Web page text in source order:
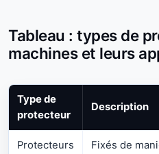
Tableau : types de
machines et leurs
Type de
protecteur
Description
Protecteurs
Fixés de